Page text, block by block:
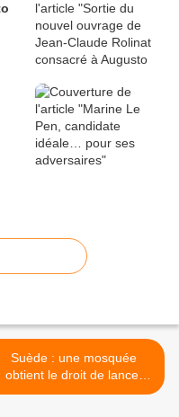
Suède : une mosquée
obtient le droit de lancer
à la prière depuis le